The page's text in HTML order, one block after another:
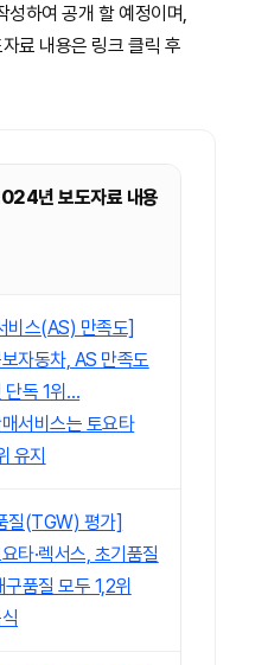
성하여 공개 할 예정이며,
료 내용은 링크 클릭 후
년 보도자료 내용
비스(AS) 만족도]
자동차, AS 만족도
단독 1위…
서비스는 토요타
유지
질(TGW) 평가]
타·렉서스, 초기품질
구품질 모두 1,2위